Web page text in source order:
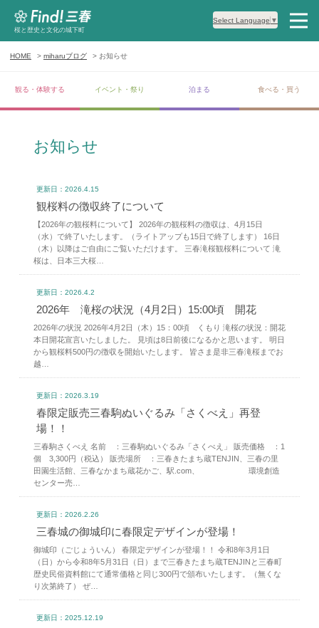
桜と歴史と文化の城下町
Select Language ▼
HOME miharuブログ お知らせ
観る・体験する イベント・祭り 泊まる 食べる・買う
お知らせ
更新日：2026.4.15
観桜料の徴収終了について
【2026年の観桜料について】 2026年の観桜料の徴収は、4月15日
（水）で終了いたします。（ライトアップも15日で終了します） 16日
（木）以降はご自由にご覧いただけます。 三春滝桜観桜料について 滝
桜は、日本三大桜…
更新日：2026.4.2
2026年 滝桜の状況（4月2日）15:00頃 開花
2026年の状況 2026年4月2日（木）15：00頃 くもり 滝桜の状況：開花
本日開花宣言いたしました。 見頃は8日前後になるかと思います。 明日
から観桜料500円の徴収を開始いたします。 皆さま是非三春滝桜までお
越…
更新日：2026.3.19
春限定販売三春駒ぬいぐるみ「さくべえ」再登
場！！
三春駒さくべえ 名前 ：三春駒ぬいぐるみ「さくべえ」 販売価格 ：1
個 3,300円（税込） 販売場所 ：三春きたまち蔵TENJIN、三春の里
田園生活館、三春なかまち蔵花かご、駅.com、 環境創造
センター売…
更新日：2026.2.26
三春城の御城印に春限定デザインが登場！
御城印（ごじょういん） 春限定デザインが登場！！ 令和8年3月1日
（日）から令和8年5月31日（日）まで三春きたまち蔵TENJINと三春町
歴史民俗資料館にて通常価格と同じ300円で頒布いたします。（無くな
り次第終了） ぜ…
更新日：2025.12.19